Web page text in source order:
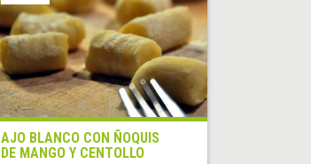
AJO BLANCO CON ÑOQUIS
DE MANGO Y CENTOLLO